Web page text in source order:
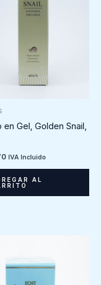
en Gel, Golden Snail,
IVA Incluido
AL